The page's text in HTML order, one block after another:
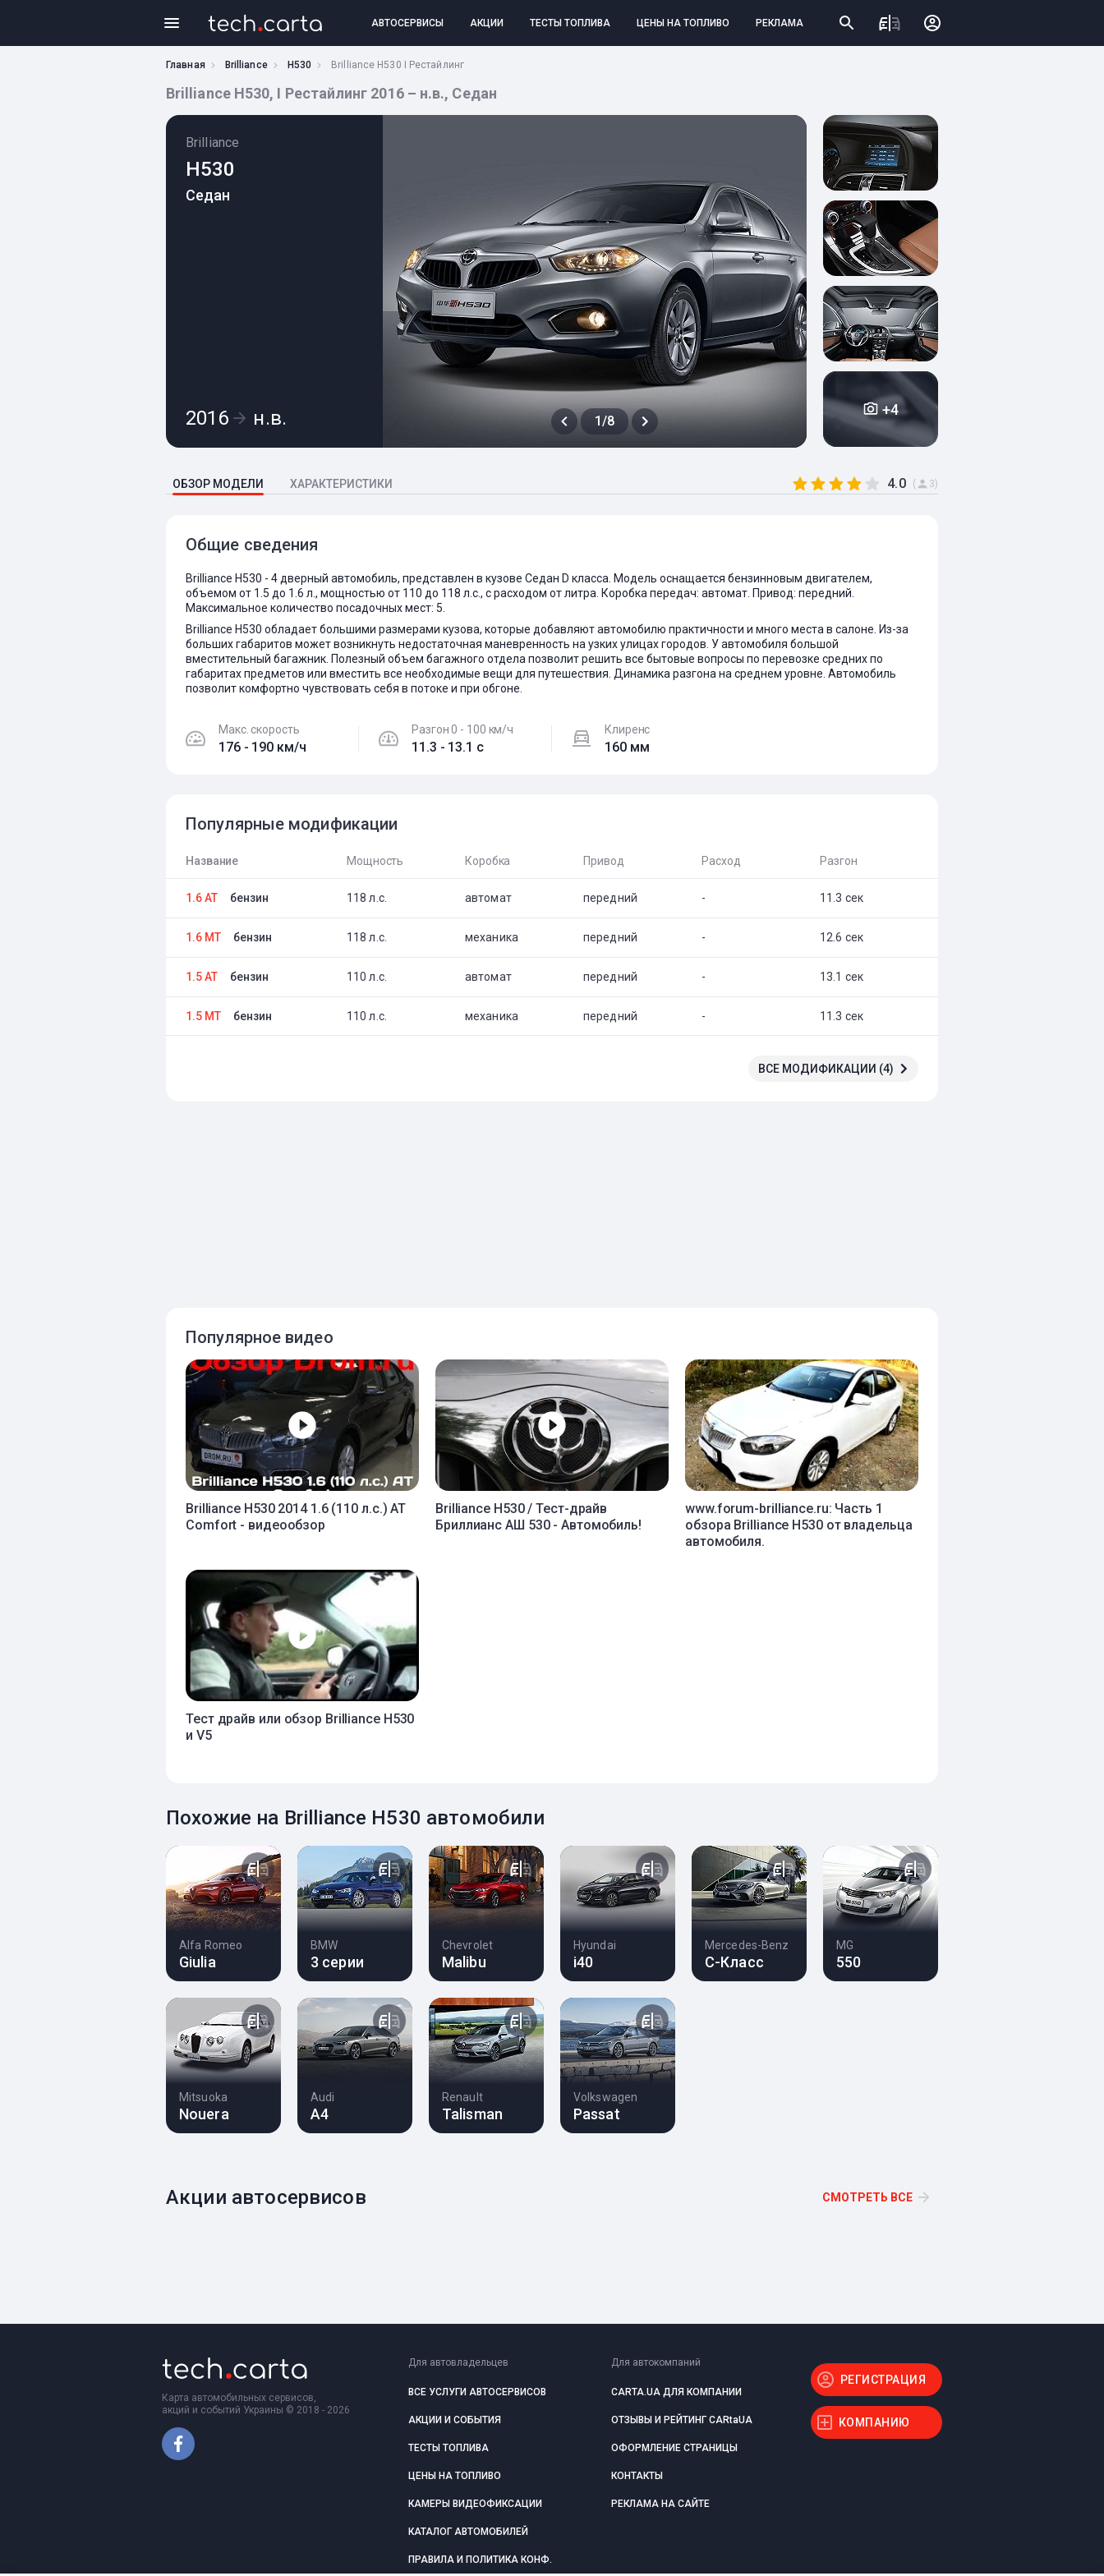
АВТОСЕРВИСЫ АКЦИИ ТЕСТЫ ТОПЛИВА ЦЕНЫ НА ТОПЛИВО РЕКЛАМА
Главная Brilliance H530 Brilliance H530 I Рестайлинг
Brilliance H530, I Рестайлинг 2016 – н.в., Седан
Brilliance
H530
Седан
2016 н.в. 1/8
+4
ОБЗОР МОДЕЛИ ХАРАКТЕРИСТИКИ 4.0 ( 3)
Общие сведения
Brilliance H530 - 4 дверный автомобиль, представлен в кузове Седан D класса. Модель оснащается бензинновым двигателем,
объемом от 1.5 до 1.6 л., мощностью от 110 до 118 л.с., с расходом от литра. Коробка передач: автомат. Привод: передний.
Максимальное количество посадочных мест: 5.
Brilliance H530 обладает большими размерами кузова, которые добавляют автомобилю практичности и много места в салоне. Из-за
больших габаритов может возникнуть недостаточная маневренность на узких улицах городов. У автомобиля большой
вместительный багажник. Полезный объем багажного отдела позволит решить все бытовые вопросы по перевозке средних по
габаритах предметов или вместить все необходимые вещи для путешествия. Динамика разгона на среднем уровне. Автомобиль
позволит комфортно чувствовать себя в потоке и при обгоне.
Макс. скорость
176 - 190 км/ч
Разгон 0 - 100 км/ч
11.3 - 13.1 c
Клиренс
160 мм
Популярные модификации
Название Мощность Коробка Привод Расход Разгон
1.6 AT бензин 118 л.с. автомат передний - 11.3 сек
1.6 MT бензин 118 л.с. механика передний - 12.6 сек
1.5 AT бензин 110 л.с. автомат передний - 13.1 сек
1.5 MT бензин 110 л.с. механика передний - 11.3 сек
ВСЕ МОДИФИКАЦИИ (4)
Популярное видео
Brilliance H530 2014 1.6 (110 л.с.) AT
Comfort - видеообзор
Brilliance H530 / Тест-драйв
Бриллианс АШ 530 - Автомобиль!
www.forum-brilliance.ru: Часть 1
обзора Brilliance H530 от владельца
автомобиля.
Тест драйв или обзор Brilliance H530
и V5
Похожие на Brilliance H530 автомобили
Alfa Romeo
Giulia
BMW
3 серии
Chevrolet
Malibu
Hyundai
i40
Mercedes-Benz
C-Класс
MG
550
Mitsuoka
Nouera
Audi
A4
Renault
Talisman
Volkswagen
Passat
Акции автосервисов СМОТРЕТЬ ВСЕ
Карта автомобильных сервисов,
акций и событий Украины © 2018 - 2026
Для автовладельцев
ВСЕ УСЛУГИ АВТОСЕРВИСОВ
АКЦИИ И СОБЫТИЯ
ТЕСТЫ ТОПЛИВА
ЦЕНЫ НА ТОПЛИВО
КАМЕРЫ ВИДЕОФИКСАЦИИ
КАТАЛОГ АВТОМОБИЛЕЙ
ПРАВИЛА И ПОЛИТИКА КОНФ.
Для автокомпаний
CARTA.UA ДЛЯ КОМПАНИИ
ОТЗЫВЫ И РЕЙТИНГ CARtaUA
ОФОРМЛЕНИЕ СТРАНИЦЫ
КОНТАКТЫ
РЕКЛАМА НА САЙТЕ
РЕГИСТРАЦИЯ
КОМПАНИЮ